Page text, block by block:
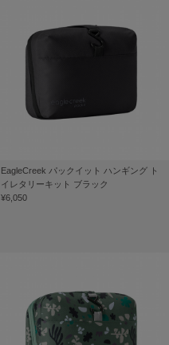
EagleCreek パックイット ハンギング ト
イレタリーキット ブラック
¥6,050